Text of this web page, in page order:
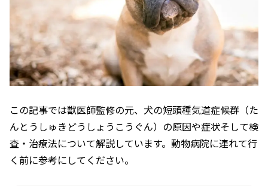
この記事では獣医師監修の元、犬の短頭種気道症候群（た
んとうしゅきどうしょうこうぐん）の原因や症状そして検
査・治療法について解説しています。動物病院に連れて行
く前に参考にしてください。